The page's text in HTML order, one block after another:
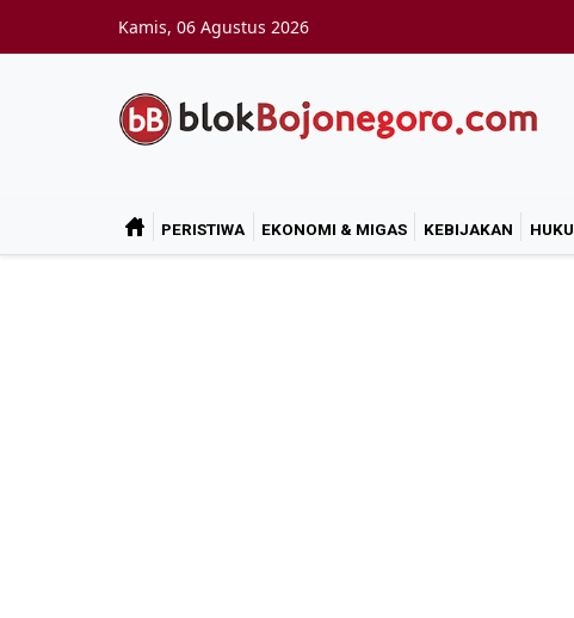
Kamis, 06 Agustus 2026
PERISTIWA EKONOMI & MIGAS KEBIJAKAN